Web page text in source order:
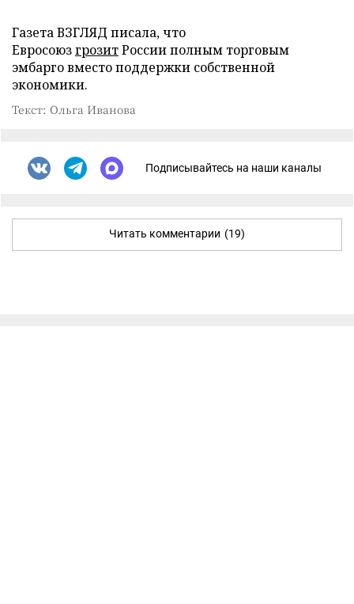
Газета ВЗГЛЯД писала, что
ЕвросоюзгрозитРоссии полным торговым
эмбарго вместо поддержки собственной
экономики.
Текст: Ольга Иванова
Подписывайтесь на наши каналы
Читать комментарии (19)